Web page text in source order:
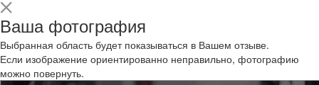
Ваша фотография
Выбранная область будет показываться в Вашем отзыве.
Если изображение ориентированно неправильно, фотографию
можно повернуть.